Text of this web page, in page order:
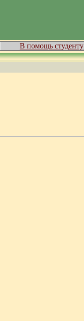
В помощь студенту